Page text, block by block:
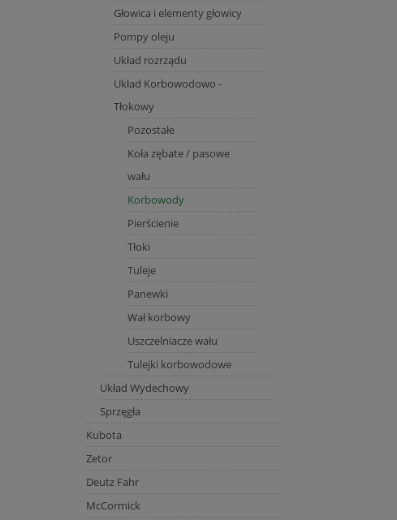
Głowica i elementy głowicy
Pompy oleju
Układ rozrządu
Układ Korbowodowo -
Tłokowy
Pozostałe
Koła zębate / pasowe
wału
Korbowody
Pierścienie
Tłoki
Tuleje
Panewki
Wał korbowy
Uszczelniacze wału
Tulejki korbowodowe
Układ Wydechowy
Sprzęgła
Kubota
Zetor
Deutz Fahr
McCormick